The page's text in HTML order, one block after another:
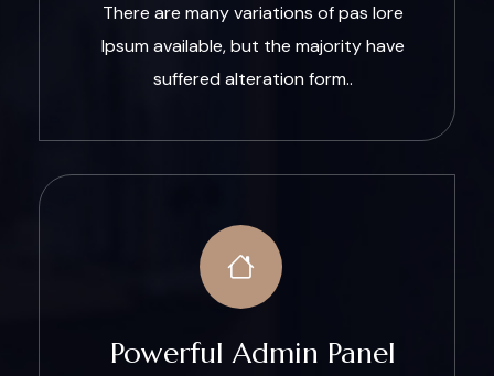
There are many variations of pas lore
Ipsum available, but the majority have
suffered alteration form..
Powerful Admin Panel